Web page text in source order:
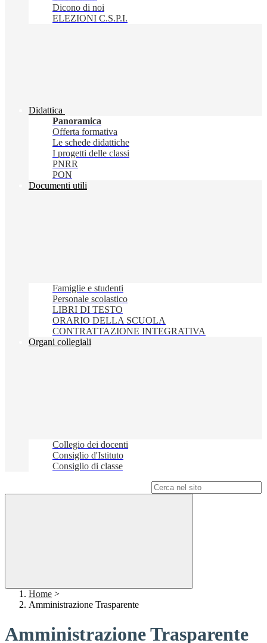
Dicono di noi
ELEZIONI C.S.P.I.
Didattica
Panoramica
Offerta formativa
Le schede didattiche
I progetti delle classi
PNRR
PON
Documenti utili
Famiglie e studenti
Personale scolastico
LIBRI DI TESTO
ORARIO DELLA SCUOLA
CONTRATTAZIONE INTEGRATIVA
Organi collegiali
Collegio dei docenti
Consiglio d'Istituto
Consiglio di classe
Home >
Amministrazione Trasparente
Amministrazione Trasparente